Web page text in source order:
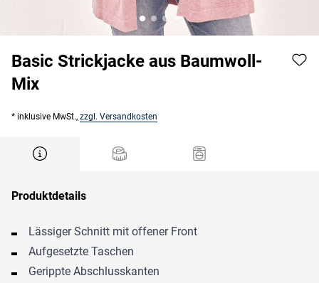
Basic Strickjacke aus Baumwoll-
Mix
* inklusive MwSt., zzgl. Versandkosten
Produktdetails
Lässiger Schnitt mit offener Front
Aufgesetzte Taschen
Gerippte Abschlusskanten